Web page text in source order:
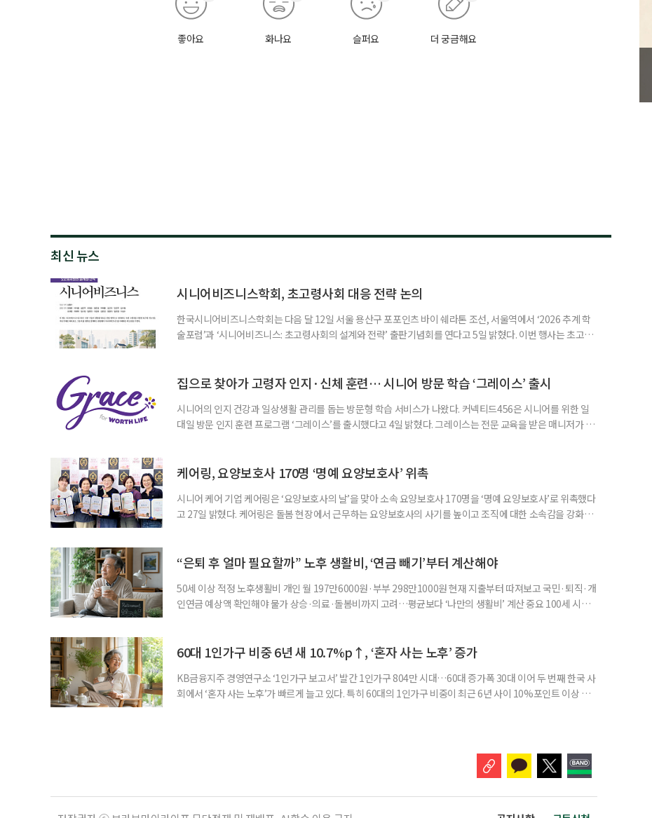
좋아요 화나요 슬퍼요 더 궁금해요
최신 뉴스
시니어비즈니스학회, 초고령사회 대응 전략 논의
한국시니어비즈니스학회는 다음 달 12일 서울 용산구 포포인츠 바이 쉐라톤 조선, 서울역에서 ‘2026 추계 학
술포럼’과 ‘시니어비즈니스: 초고령사회의 설계와 전략’ 출판기념회를 연다고 5일 밝혔다. 이번 행사는 초고령
계하다’를 주제로 기조강연을 한다. 이어 공동저자들이 돌봄과 금융, 헬스케어, 여가, 식품, 디지털 기술 등
집으로 찾아가 고령자 인지·신체 훈련… 시니어 방문 학습 ‘그레이스’ 출시
시니어의 인지 건강과 일상생활 관리를 돕는 방문형 학습 서비스가 나왔다. 커넥티드456은 시니어를 위한 일
대일 방문 인지 훈련 프로그램 ‘그레이스’를 출시했다고 4일 밝혔다. 그레이스는 전문 교육을 받은 매니저가 주
사용하는 자체 개발 워크북이 활용된다. 문제는 기억력과 주의집중력, 언어능력, 시공간 능력, 계산 능
케어링, 요양보호사 170명 ‘명예 요양보호사’ 위촉
시니어 케어 기업 케어링은 ‘요양보호사의 날’을 맞아 소속 요양보호사 170명을 ‘명예 요양보호사’로 위촉했다
고 27일 밝혔다. 케어링은 돌봄 현장에서 근무하는 요양보호사의 사기를 높이고 조직에 대한 소속감을 강화하
점에서 선정된 요양보호사들에게 위촉장과 감사 편지를 전달했다. 우수 요양보호사들이 현장에서 쌓은 돌봄
“은퇴 후 얼마 필요할까” 노후 생활비, ‘연금 빼기’부터 계산해야
50세 이상 적정 노후생활비 개인 월 197만6000원·부부 298만1000원 현재 지출부터 따져보고 국민·퇴직·개
인연금 예상액 확인해야 물가 상승·의료·돌봄비까지 고려…평균보다 ‘나만의 생활비’ 계산 중요 100세 시대
준비의 출발점이라는 조언이 나온다. 조고은 하나금융연구소 하나더넥스트연구센터 수석연구원은 은퇴
60대 1인가구 비중 6년 새 10.7%p↑, ‘혼자 사는 노후’ 증가
KB금융지주 경영연구소 ‘1인가구 보고서’ 발간 1인가구 804만 시대…60대 증가폭 30대 이어 두 번째 한국 사
회에서 ‘혼자 사는 노후’가 빠르게 늘고 있다. 특히 60대의 1인가구 비중이 최근 6년 사이 10%포인트 이상 상